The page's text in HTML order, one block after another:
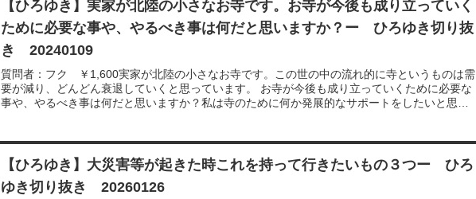
【ひろゆき】実家が北陸の小さなお寺です。お寺が今後も成り立っていく
ために必要な事や、やるべき事は何だと思いますか？ー ひろゆき切り抜
き 20240109
質問者：フク ￥1,600実家が北陸の小さなお寺です。この世の中の流れ的に寺というものは需
要が減り、どんどん衰退していくと思っています。 お寺が今後も成り立っていくために必要な
事や、やるべき事は何だと思いますか？私は寺のために何か発展的なサポートをしたいと思っ
https://www.youtube.com/watch?v=n7GsXYHnvKI&t=8s******************************************ひろ
ゆきさんの動画で、寄せられた質問について、一問一答形式にしてみました。過去にこんな質
問してるかな？と気になったことがあれば、下記のサイトから検索してみてください。
https://hiroyuki-ziten.com/できるだけ、多くの質問を今後も編集し、アップロードしていきます
【ひろゆき】大災害等が起きた時これを持って行きたいもの３つー ひろ
ゆき切り抜き 20260126